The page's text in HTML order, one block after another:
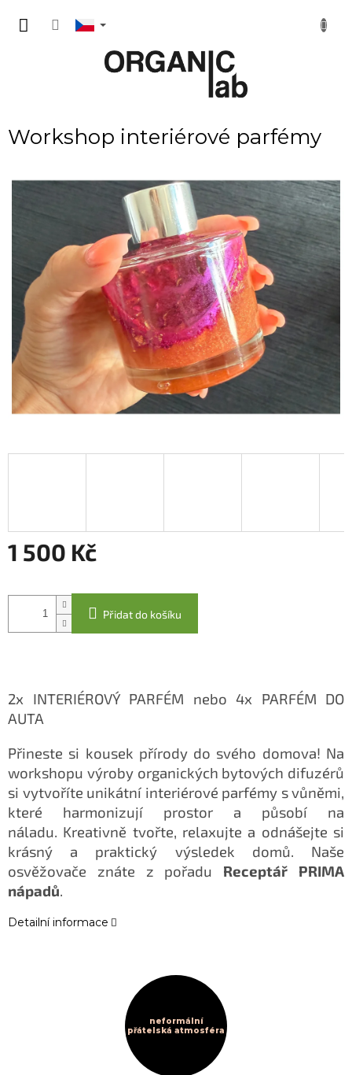
obsah
Workshop interiérové parfémy
1 500 Kč
cena:
Přidat do košíku
2x INTERIÉROVÝ PARFÉM nebo 4x PARFÉM DO
AUTA
Přineste si kousek přírody do svého domova! Na
workshopu výroby organických bytových difuzérů
si vytvoříte unikátní interiérové parfémy s vůněmi,
které harmonizují prostor a působí na
náladu. Kreativně tvořte, relaxujte a odnášejte si
krásný a praktický výsledek domů. Naše
osvěžovače znáte z pořadu Receptář PRIMA
nápadů.
Detailní informace
neformální
přátelská atmosféra